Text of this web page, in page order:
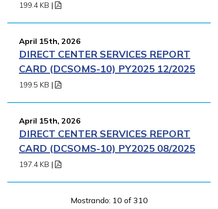
199.4 KB |
April 15th, 2026
DIRECT CENTER SERVICES REPORT
CARD (DCSOMS-10) PY2025 12/2025
199.5 KB |
April 15th, 2026
DIRECT CENTER SERVICES REPORT
CARD (DCSOMS-10) PY2025 08/2025
197.4 KB |
Mostrando: 10 of 310